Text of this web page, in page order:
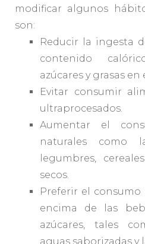
modificar algunos
son:
Reducir la ingesta
contenido
azúcares y grasas en
Evitar consumir
ultraprocesados.
Aumentar el
naturales como
legumbres,
secos.
Preferir el
encima de las
azúcares, tales
aguas saborizadas y